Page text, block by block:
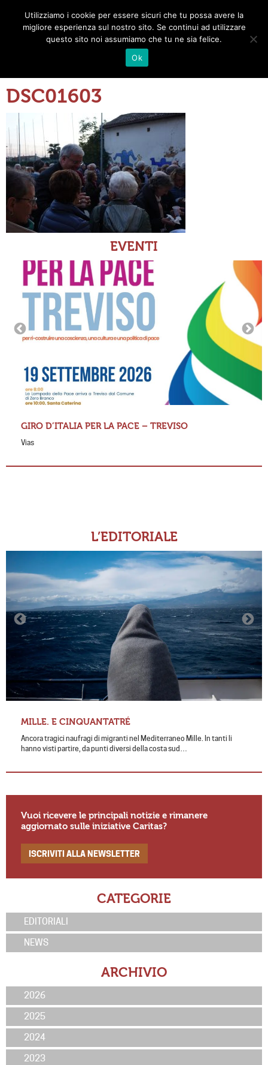
Toggle
DSC01603
EVENTI
GIRO D’ITALIA PER LA PACE – TREVISO
Vias
L’EDITORIALE
MILLE. E CINQUANTATRÉ
Ancora tragici naufragi di migranti nel Mediterraneo Mille. In tanti li
hanno visti partire, da punti diversi della costa sud…
Vuoi ricevere le principali notizie e rimanere
aggiornato sulle iniziative Caritas?
ISCRIVITI ALLA NEWSLETTER
CATEGORIE
EDITORIALI
NEWS
ARCHIVIO
2026
2025
2024
2023
Utilizziamo i cookie per essere sicuri che tu possa avere la
migliore esperienza sul nostro sito. Se continui ad utilizzare
questo sito noi assumiamo che tu ne sia felice.
Ok